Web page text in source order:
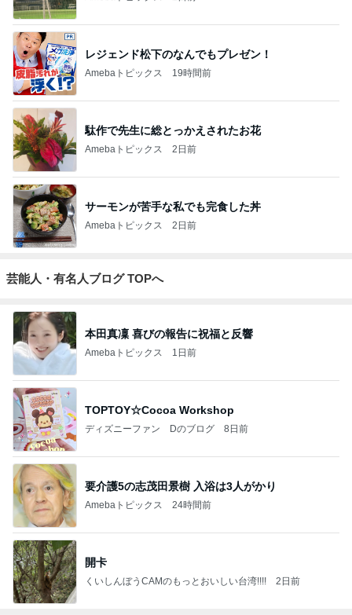
レジェンド松下のなんでもプレゼン！
Amebaトピックス 19時間前
駄作で先生に総とっかえされたお花
Amebaトピックス 2日前
サーモンが苦手な私でも完食した丼
Amebaトピックス 2日前
芸能人・有名人ブログ TOPへ
本田真凜 喜びの報告に祝福と反響
Amebaトピックス 1日前
TOPTOY☆Cocoa Workshop
ディズニーファン Dのブログ 8日前
要介護5の志茂田景樹 入浴は3人がかり
Amebaトピックス 24時間前
開卡
くいしんぼうCAMのもっとおいしい台湾!!!! 2日前